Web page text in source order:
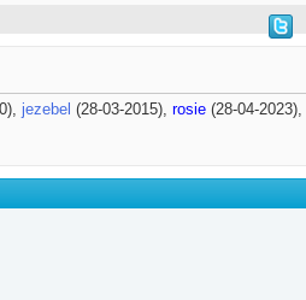
jezebel (28-03-2015), rosie (28-04-2023),